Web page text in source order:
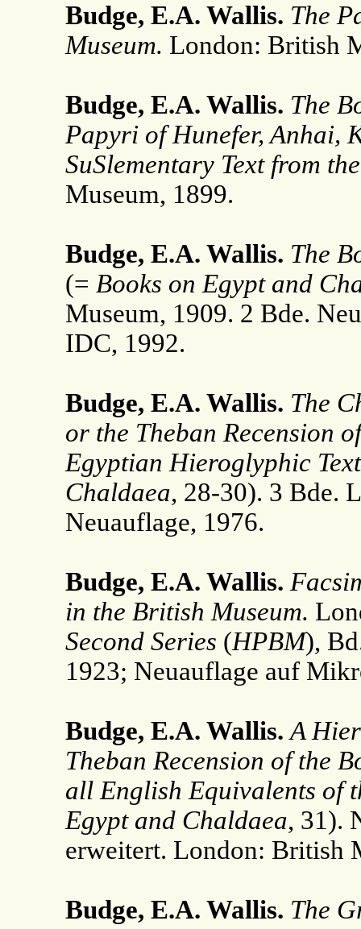
Budge, E.A. Wallis. The
Museum. London: British
Budge, E.A. Wallis. The
Papyri of Hunefer, Anhai,
SuSlementary Text from
Museum, 1899.
Budge, E.A. Wallis. The
(= Books on Egypt and
Museum, 1909. 2 Bde.
IDC, 1992.
Budge, E.A. Wallis. The
or the Theban Recension
Egyptian Hieroglyphic Text
Chaldaea, 28-30). 3 Bde.
Neuauflage, 1976.
Budge, E.A. Wallis.
in the British Museum.
Second Series (HPBM),
1923; Neuauflage auf
Budge, E.A. Wallis. A
Theban Recension of the
all English Equivalents of
Egypt and Chaldaea, 31).
erweitert. London: British
Budge, E.A. Wallis. The